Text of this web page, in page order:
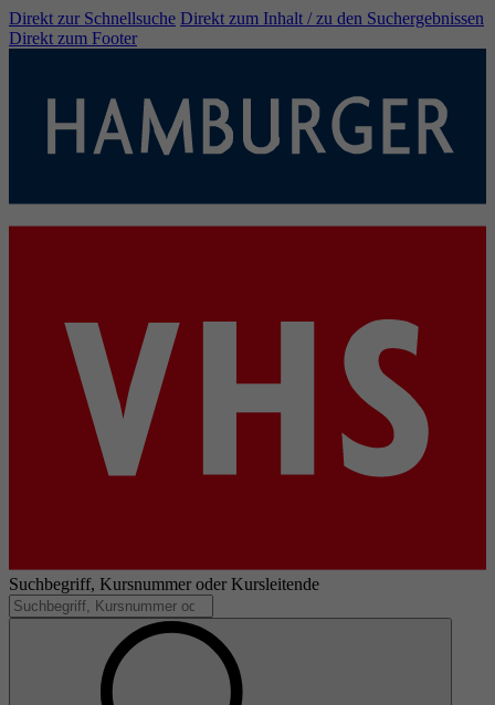
Direkt zur Schnellsuche Direkt zum Inhalt / zu den Suchergebnissen
Direkt zum Footer
Suchbegriff, Kursnummer oder Kursleitende